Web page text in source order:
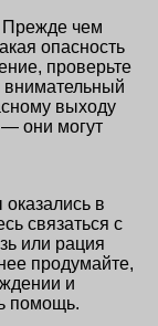
Прежде чем
опасность
проверьте
внимательный
выходу
— они могут
в
связаться с
или рация
продумайте,
и
помощь.